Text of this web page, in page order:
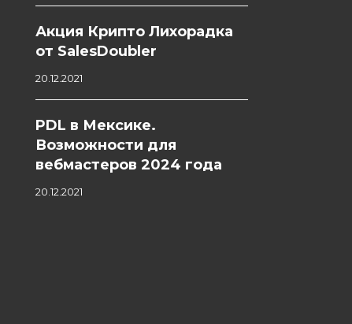
Акция Крипто Лихорадка
от SalesDoubler
20.12.2021
PDL в Мексике.
Возможности для
вебмастеров 2024 года
20.12.2021